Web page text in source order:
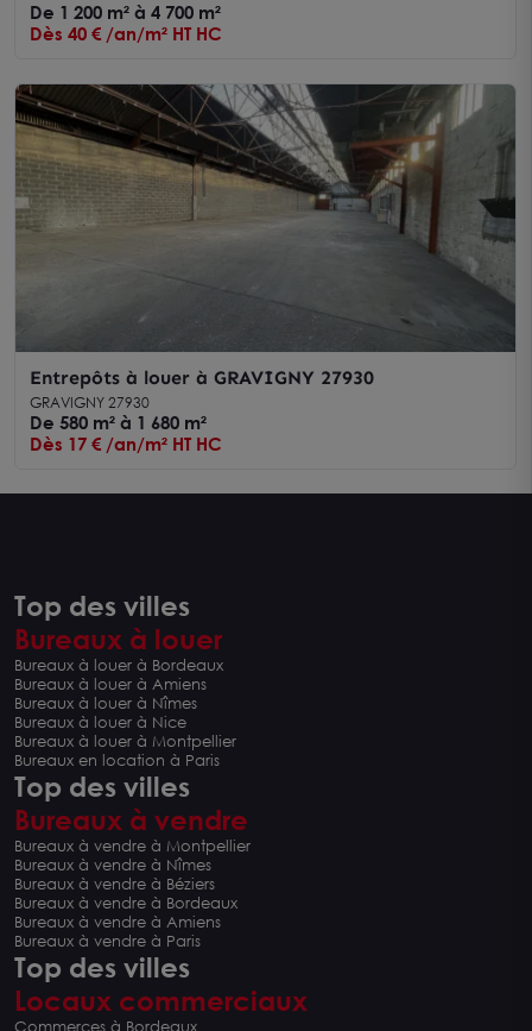
De 1 200 m² à 4 700 m²
Dès 40 € /an/m² HT HC
Entrepôts à louer à GRAVIGNY 27930
GRAVIGNY 27930
De 580 m² à 1 680 m²
Dès 17 € /an/m² HT HC
Top des villes
Bureaux à louer
Bureaux à louer à Bordeaux
Bureaux à louer à Amiens
Bureaux à louer à Nîmes
Bureaux à louer à Nice
Bureaux à louer à Montpellier
Bureaux en location à Paris
Top des villes
Bureaux à vendre
Bureaux à vendre à Montpellier
Bureaux à vendre à Nîmes
Bureaux à vendre à Béziers
Bureaux à vendre à Bordeaux
Bureaux à vendre à Amiens
Bureaux à vendre à Paris
Top des villes
Locaux commerciaux
Commerces à Bordeaux